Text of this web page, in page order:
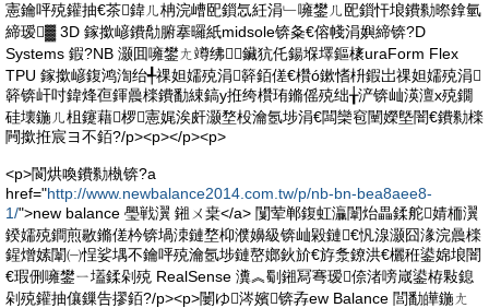
憲鑰呯殑鑵抽€茶鍏ㄦ柟浣嶆巸鎻忥紝涓﹂噰鐢ㄦ巸鎻忓埌鐨勬暩鎿氫
締瑷▓ 3D 鎵撳嵃鐨勪腑搴曪紙midsole锛夈€傛帴涓嬩締锛?D
Systems 鍜?NB 灏囬噰鐢ㄤ竴绋鑶犺仛鍚堢墿鏂橠uraForm Flex
TPU 鎵撳嵃鍑鸿渹绐╃祼妲嬬殑涓簳銆傞€欑ó鏉愭枡鍜岀祼妲嬬殑涓
簳锛屽吋鍏烽亱鍕曟檪鐨勫綀鎬у拰绔欑珛鏅傜殑绌╁浐锛屾渶澶х殑鐗
硅壊鍦ㄦ柤鑳藉椤憲娓涘皯灏堥杸瀹氬埗涓€闆欒窇闉嬫墍闇€鐨勬檪
闁撳拰宸ヨ不銆?/p><p></p><p>
<p>閬烘喚鐨勬槸锛?a
href="http://www.newbalance2014.com.tw/p/nb-bn-bea8aee8-
1/">new balance 璺戦瀷 鎺ㄨ枽</a> 闅荤郸鍑虹灜闈炲畾鍒舵婧栭瀷
鍨嬬殑鐧煎敭鏅傞枔锛堝洓鏈堥枊濮嬶級锛屾毇鏈€忛湶灏囧湪浣曟檪
鍟熷嫊闈㈠悜娑堣不鑰呯殑瀹氬埗鏈嶅嫏鈥斺€斿洜鐐洪€欐秹鍙婂埌闇
€瑕侀噰鐢ㄧ壒鍒剁殑 RealSense 瀵︽劅鎺冩弿瑷倷渚嗙嵅鍙栫敤鎴
剁殑鑵抽儴鏁告摎銆?/p><p>闄ゆ涔嬪锛孨ew Balance 閭勫皣鍦ㄤ